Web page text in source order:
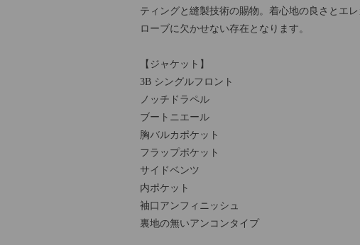
ティングと縫製技術の賜物。着心地の良さとエ
ローブに欠かせない存在となります。
【ジャケット】
3B シングルフロント
ノッチドラペル
ブートニエール
胸バルカポケット
フラップポケット
サイドベンツ
内ポケット
袖口アンフィニッシュ
裏地の無いアンコンタイプ